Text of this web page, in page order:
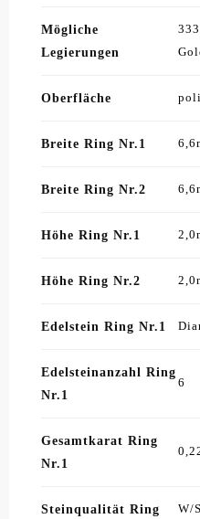
Mögliche
Legierungen
Oberfläche
Breite Ring Nr.1
Breite Ring Nr.2
Höhe Ring Nr.1
Höhe Ring Nr.2
Edelstein Ring Nr.1
Edelsteinanzahl Ring
Nr.1
6
Gesamtkarat Ring
Nr.1
Steinqualität Ring
W/